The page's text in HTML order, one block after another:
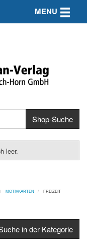
leer.
MENU Toggle
MOTIVKARTEN FREIZEIT